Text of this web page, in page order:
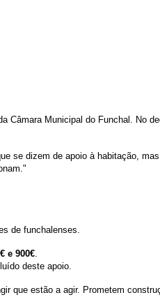
Câmara Municipal do Funchal. No
se dizem de apoio à habitação,
de funchalenses.
e 900€
deste apoio.
que estão a agir. Prometem